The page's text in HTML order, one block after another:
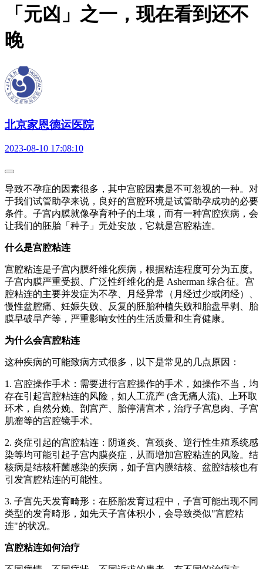
「元凶」之一，现在看到还不
晚
北京家恩德运医院
2023-08-10 17:08:10
导致不孕症的因素很多，其中宫腔因素是不可忽视的一种。对
于我们试管助孕来说，良好的宫腔环境是试管助孕成功的必要
条件。子宫内膜就像孕育种子的土壤，而有一种宫腔疾病，会
让我们的胚胎「种子」无处安放，它就是宫腔粘连。
什么是宫腔粘连
宫腔粘连是子宫内膜纤维化疾病，根据粘连程度可分为五度。
子宫内膜严重受损、广泛性纤维化的是 Asherman 综合征。宫
腔粘连的主要并发症为不孕、月经异常（月经过少或闭经）、
慢性盆腔痛、妊娠失败、反复的胚胎种植失败和胎盘早剥、胎
膜早破早产等，严重影响女性的生活质量和生育健康。
为什么会宫腔粘连
这种疾病的可能致病方式很多，以下是常见的几点原因：
1. 宫腔操作手术：需要进行宫腔操作的手术，如操作不当，均
存在引起宫腔粘连的风险，如人工流产 (含无痛人流)、上环取
环术，自然分娩、剖宫产、胎停清宫术，治疗子宫息肉、子宫
肌瘤等的宫腔镜手术。
2. 炎症引起的宫腔粘连：阴道炎、宫颈炎、逆行性生殖系统感
染等均可能引起子宫内膜炎症，从而增加宫腔粘连的风险。结
核病是结核杆菌感染的疾病，如子宫内膜结核、盆腔结核也有
引发宫腔粘连的可能性。
3. 子宫先天发育畸形：在胚胎发育过程中，子宫可能出现不同
类型的发育畸形，如先天子宫体积小，会导致类似"宫腔粘
连"的状况。
宫腔粘连如何治疗